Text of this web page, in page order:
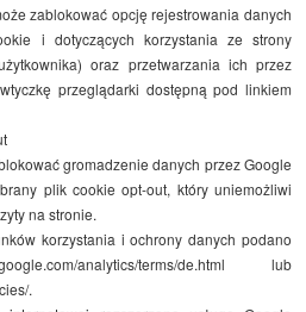
zablokować opcję rejestrowania danych
i dotyczących korzystania ze strony
oraz przetwarzania ich przez
przeglądarki dostępną pod linkiem
gromadzenie danych przez Google
plik cookie opt-out, który uniemożliwi
na stronie.
korzystania i ochrony danych podano
analytics/terms/de.html lub
.